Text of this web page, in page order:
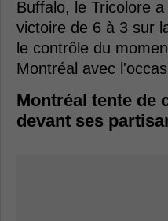
Buffalo, le Tricolore
victoire de 6 à 3 sur
le contrôle du
Montréal avec
Montréal tente de
devant ses